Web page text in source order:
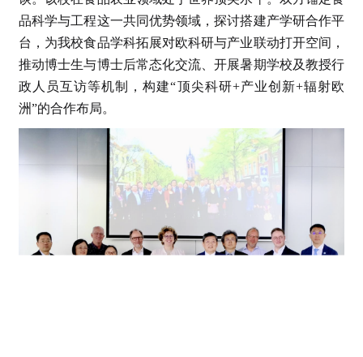
品科学与工程这一共同优势领域，探讨搭建产学研合作平
台，为我校食品学科拓展对欧科研与产业联动打开空间，
推动博士生与博士后常态化交流、开展暑期学校及教授行
政人员互访等机制，构建“顶尖科研+产业创新+辐射欧
洲”的合作布局。